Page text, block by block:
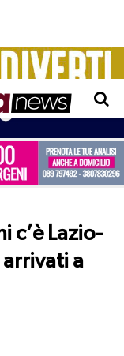
c’è Lazio-
a